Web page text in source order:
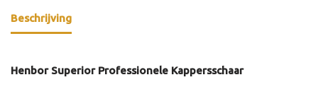
Beschrijving
Henbor Superior Professionele Kappersschaar